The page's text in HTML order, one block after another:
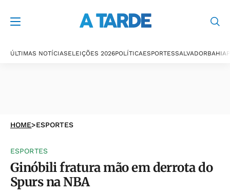
ÚLTIMAS NOTÍCIASELEIÇÕES 2026POLÍTICAESPORTESSALVADORBAHIA
HOME>ESPORTES
ESPORTES
Ginóbili fratura mão em derrota do
Spurs na NBA